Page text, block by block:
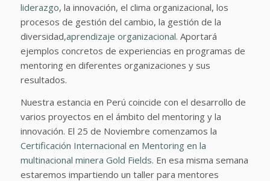
liderazgo, la innovación, el clima organizacional, los
procesos de gestión del cambio, la gestión de la
diversidad,aprendizaje organizacional. Aportará
ejemplos concretos de experiencias en programas de
mentoring en diferentes organizaciones y sus
resultados.
Nuestra estancia en Perú coincide con el desarrollo de
varios proyectos en el ámbito del mentoring y la
innovación. El 25 de Noviembre comenzamos la
Certificación Internacional en Mentoring en la
multinacional minera Gold Fields. En esa misma semana
estaremos impartiendo un taller para mentores